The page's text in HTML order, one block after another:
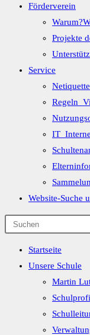
Förderverein
Projekte
Service
Netiquette
Website-Suche
Startseite
Unsere Schule
Martin